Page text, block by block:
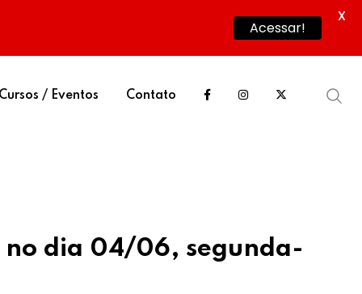
Cursos / Eventos Contato
no dia 04/06, segunda-
Acessar!
X